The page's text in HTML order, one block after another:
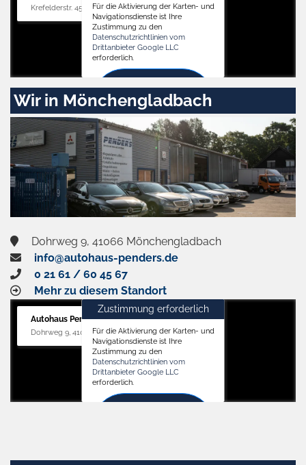
Krefelderstr. 455, 41066 Mönchengladbach
Für die Aktivierung der Karten- und
Navigationsdienste ist Ihre
Zustimmung zu den
Datenschutzrichtlinien vom
Drittanbieter Google LLC
erforderlich.
Zustimmen
und
aktivieren
Wir in Mönchengladbach
Dohrweg 9, 41066 Mönchengladbach
info@autohaus-penders.de
0 21 61 / 60 45 67
Mehr zu diesem Standort
Autohaus Penders (Service)
Dohrweg 9, 41066 Mönchengladbach
Zustimmung erforderlich
Für die Aktivierung der Karten- und
Navigationsdienste ist Ihre
Zustimmung zu den
Datenschutzrichtlinien vom
Drittanbieter Google LLC
erforderlich.